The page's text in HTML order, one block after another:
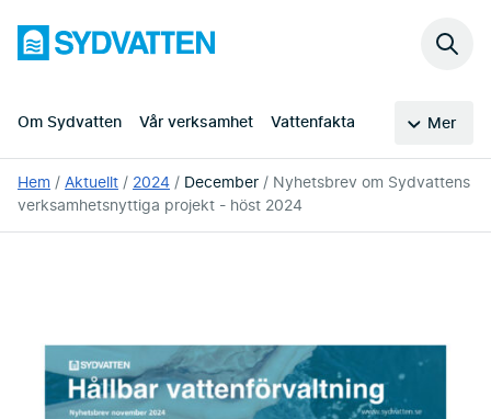
huvudinnehållet
Sydvatten
Om Sydvatten Vår verksamhet Vattenfakta Mer
Sök
Du
är
här:
Hem Aktuellt 2024 December
Nyhetsbrev om Sydvattens
verksamhetsnyttiga projekt - höst 2024